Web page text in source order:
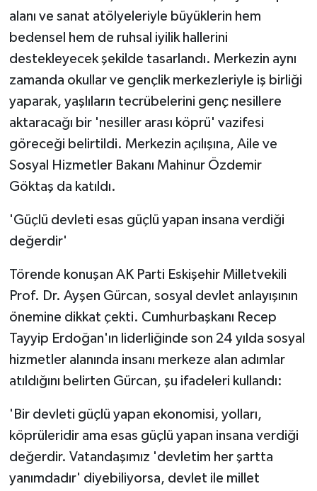
alanı ve sanat atölyeleriyle büyüklerin hem
bedensel hem de ruhsal iyilik hallerini
destekleyecek şekilde tasarlandı. Merkezin aynı
zamanda okullar ve gençlik merkezleriyle iş birliği
yaparak, yaşlıların tecrübelerini genç nesillere
aktaracağı bir 'nesiller arası köprü' vazifesi
göreceği belirtildi. Merkezin açılışına, Aile ve
Sosyal Hizmetler Bakanı Mahinur Özdemir
Göktaş da katıldı.
'Güçlü devleti esas güçlü yapan insana verdiği
değerdir'
Törende konuşan AK Parti Eskişehir Milletvekili
Prof. Dr. Ayşen Gürcan, sosyal devlet anlayışının
önemine dikkat çekti. Cumhurbaşkanı Recep
Tayyip Erdoğan'ın liderliğinde son 24 yılda sosyal
hizmetler alanında insanı merkeze alan adımlar
atıldığını belirten Gürcan, şu ifadeleri kullandı:
'Bir devleti güçlü yapan ekonomisi, yolları,
köprüleridir ama esas güçlü yapan insana verdiği
değerdir. Vatandaşımız 'devletim her şartta
yanımdadır' diyebiliyorsa, devlet ile millet